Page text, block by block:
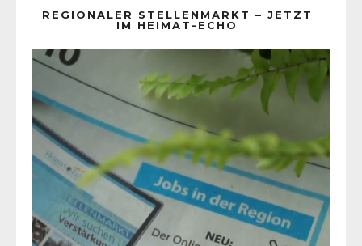
REGIONALER STELLENMARKT – JETZT
IM HEIMAT-ECHO
Player